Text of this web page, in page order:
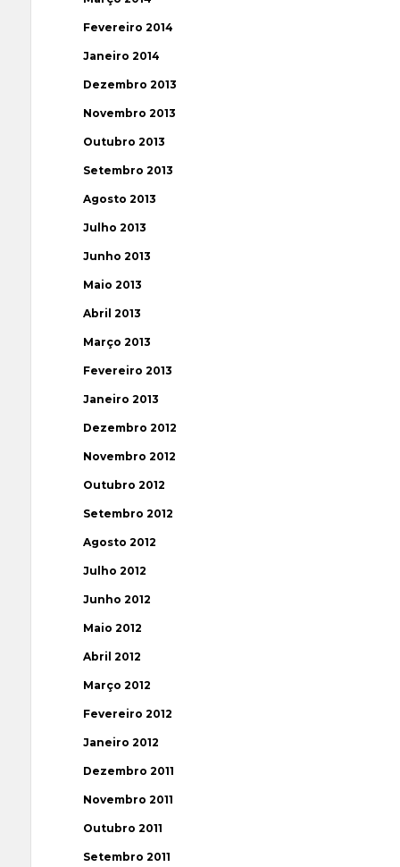
Fevereiro 2014
Janeiro 2014
Dezembro 2013
Novembro 2013
Outubro 2013
Setembro 2013
Agosto 2013
Julho 2013
Junho 2013
Maio 2013
Abril 2013
Março 2013
Fevereiro 2013
Janeiro 2013
Dezembro 2012
Novembro 2012
Outubro 2012
Setembro 2012
Agosto 2012
Julho 2012
Junho 2012
Maio 2012
Abril 2012
Março 2012
Fevereiro 2012
Janeiro 2012
Dezembro 2011
Novembro 2011
Outubro 2011
Setembro 2011